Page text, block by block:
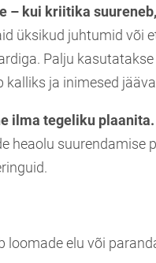
– kui kriitika
üksikud juhtumid või
Palju
kalliks ja inimesed
ilma tegeliku plaanita.
heaolu suurendamise
loomade elu või